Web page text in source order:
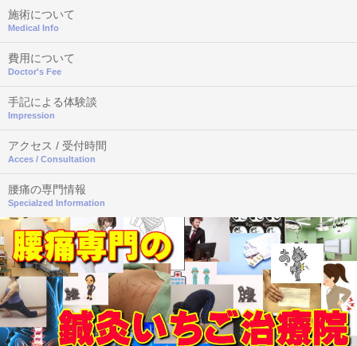
施術について
Medical Info
費用について
Doctor's Fee
手記による体験談
Impression
アクセス / 受付時間
Acces / Consultation
腰痛の専門情報
Specialzed Information